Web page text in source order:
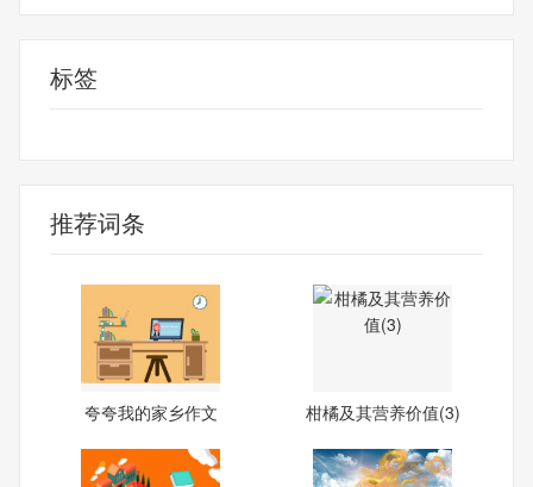
标签
推荐词条
夸夸我的家乡作文 柑橘及其营养价值(3)